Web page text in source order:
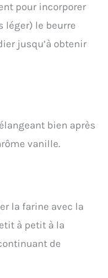
pour incorporer
léger) le beurre
jusqu’à obtenir
bien après
vanille.
la farine avec la
à petit à la
de